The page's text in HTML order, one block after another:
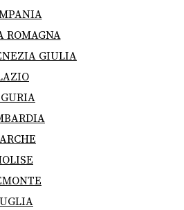
ROMAGNA
GIULIA